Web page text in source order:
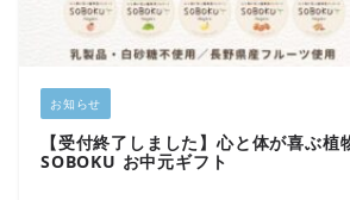
お知らせ
【受付終了しました】心と体が喜ぶ植
SOBOKU お中元ギフト